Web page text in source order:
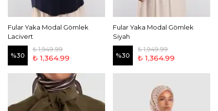
Fular Yaka Modal Gömlek
Lacivert
%30
₺ 1,949.99
₺ 1,364.99
Fular Yaka Modal Gömlek
Siyah
%30
₺ 1,949.99
₺ 1,364.99